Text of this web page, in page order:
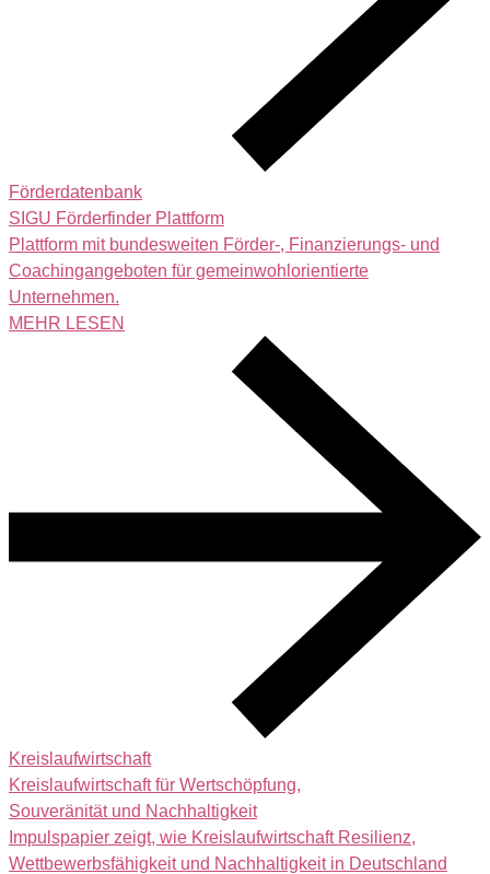
Förderdatenbank
SIGU Förderfinder Plattform
Plattform mit bundesweiten Förder-, Finanzierungs- und
Coachingangeboten für gemeinwohlorientierte
Unternehmen.
MEHR LESEN
Kreislaufwirtschaft
Kreislaufwirtschaft für Wertschöpfung,
Souveränität und Nachhaltigkeit
Impulspapier zeigt, wie Kreislaufwirtschaft Resilienz,
Wettbewerbsfähigkeit und Nachhaltigkeit in Deutschland